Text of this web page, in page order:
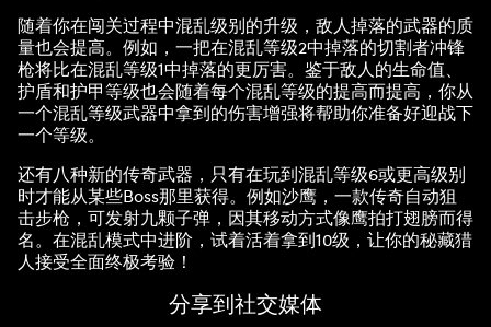
随着你在闯关过程中混乱级别的升级，敌人掉落的武器的质
量也会提高。例如，一把在混乱等级2中掉落的切割者冲锋
枪将比在混乱等级1中掉落的更厉害。鉴于敌人的生命值、
护盾和护甲等级也会随着每个混乱等级的提高而提高，你从
一个混乱等级武器中拿到的伤害增强将帮助你准备好迎战下
一个等级。
还有八种新的传奇武器，只有在玩到混乱等级6或更高级别
时才能从某些Boss那里获得。例如沙鹰，一款传奇自动狙
击步枪，可发射九颗子弹，因其移动方式像鹰拍打翅膀而得
名。在混乱模式中进阶，试着活着拿到10级，让你的秘藏猎
人接受全面终极考验！
分享到社交媒体